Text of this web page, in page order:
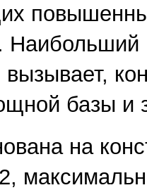
Наибольший
базы и
на